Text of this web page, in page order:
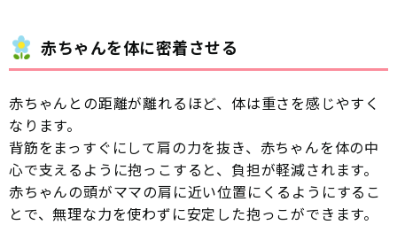
赤ちゃんを体に密着させる
赤ちゃんとの距離が離れるほど、体は重さを感じやすく
なります。
背筋をまっすぐにして肩の力を抜き、赤ちゃんを体の中
心で支えるように抱っこすると、負担が軽減されます。
赤ちゃんの頭がママの肩に近い位置にくるようにするこ
とで、無理な力を使わずに安定した抱っこができます。